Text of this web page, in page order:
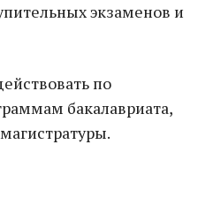
экзаменов и
по
бакалавриата,